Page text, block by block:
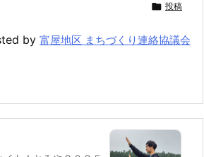
 投稿
by 富屋地区 まちづくり連絡協議会